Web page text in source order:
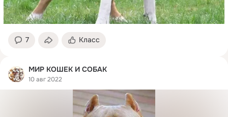
7 Класс
МИР КОШЕК И СОБАК
10 авг 2022